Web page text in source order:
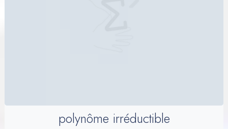
polynôme irréductible